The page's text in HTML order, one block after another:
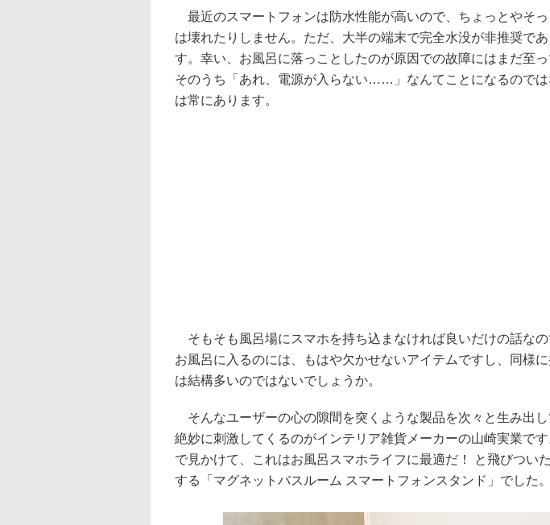
最近のスマートフォンは防水性能が高いので、ちょっとやそ
は壊れたりしません。ただ、大半の端末で完全水没が非推奨で
す。幸い、お風呂に落っことしたのが原因での故障にはまだ至っ
そのうち「あれ、電源が入らない……」なんてことになるので
は常にあります。
そもそも風呂場にスマホを持ち込まなければ良いだけの話なの
お風呂に入るのには、もはや欠かせないアイテムですし、同様
は結構多いのではないでしょうか。
そんなユーザーの心の隙間を突くような製品を次々と生み出
絶妙に刺激してくるのがインテリア雑貨メーカーの山崎実業で
で見かけて、これはお風呂スマホライフに最適だ！ と飛びつい
する「マグネットバスルーム スマートフォンスタンド」でした。